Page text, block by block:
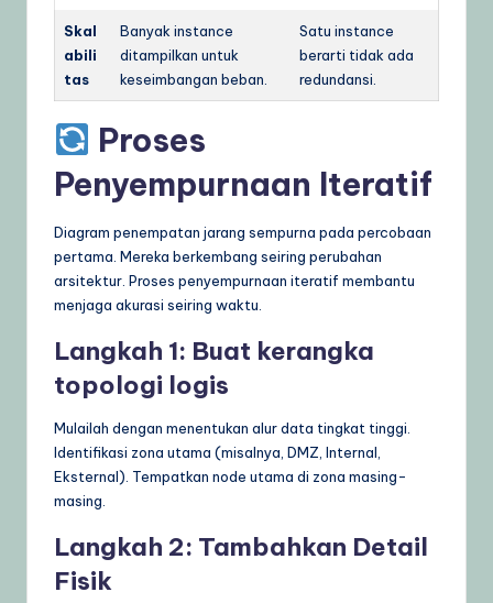
Skal
abili
tas
Banyak instance
ditampilkan untuk
keseimbangan beban.
Satu instance
berarti tidak ada
redundansi.
Proses
Penyempurnaan Iteratif
Diagram penempatan jarang sempurna pada percobaan
pertama. Mereka berkembang seiring perubahan
arsitektur. Proses penyempurnaan iteratif membantu
menjaga akurasi seiring waktu.
Langkah 1: Buat kerangka
topologi logis
Mulailah dengan menentukan alur data tingkat tinggi.
Identifikasi zona utama (misalnya, DMZ, Internal,
Eksternal). Tempatkan node utama di zona masing-
masing.
Langkah 2: Tambahkan Detail
Fisik